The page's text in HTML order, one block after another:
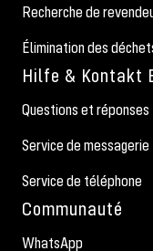
Recherche de
Élimination des
Hilfe & Kontakt
Questions et réponses
Service de messagerie
Service de téléphone
Communauté
WhatsApp